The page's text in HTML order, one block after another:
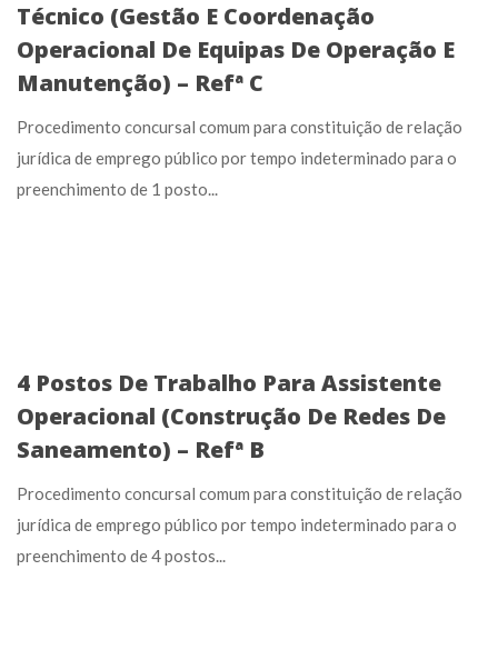
Técnico (Gestão E Coordenação
Operacional De Equipas De Operação E
Manutenção) – Refª C
Procedimento concursal comum para constituição de relação
jurídica de emprego público por tempo indeterminado para o
preenchimento de 1 posto...
4 Postos De Trabalho Para Assistente
Operacional (Construção De Redes De
Saneamento) – Refª B
Procedimento concursal comum para constituição de relação
jurídica de emprego público por tempo indeterminado para o
preenchimento de 4 postos...